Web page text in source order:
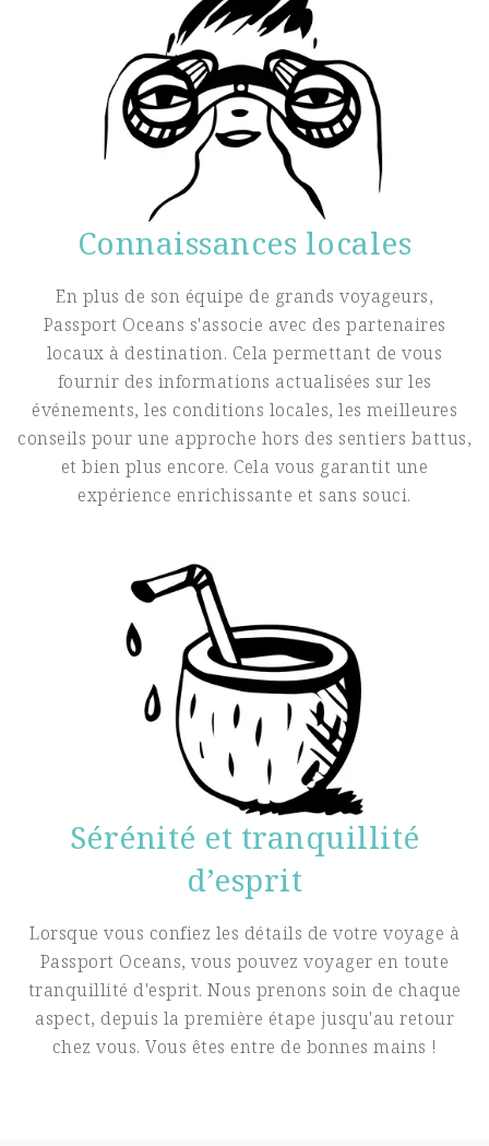
Connaissances locales
En plus de son équipe de grands voyageurs,
Passport Oceans s'associe avec des partenaires
locaux à destination. Cela permettant de vous
fournir des informations actualisées sur les
événements, les conditions locales, les meilleures
conseils pour une approche hors des sentiers battus,
et bien plus encore. Cela vous garantit une
expérience enrichissante et sans souci.
Sérénité et tranquillité
d’esprit
Lorsque vous confiez les détails de votre voyage à
Passport Oceans, vous pouvez voyager en toute
tranquillité d'esprit. Nous prenons soin de chaque
aspect, depuis la première étape jusqu'au retour
chez vous. Vous êtes entre de bonnes mains !